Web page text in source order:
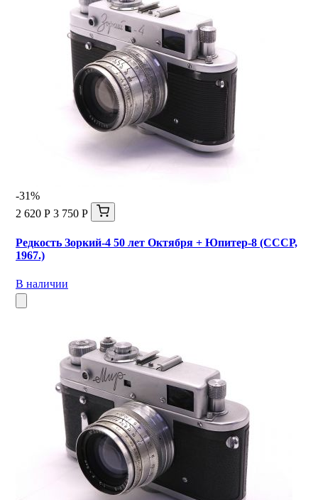
-31%
2 620 Р 3 750 Р
Редкость Зоркий-4 50 лет Октября + Юпитер-8 (СССР,
1967.)
В наличии